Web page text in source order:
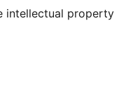
intellectual property